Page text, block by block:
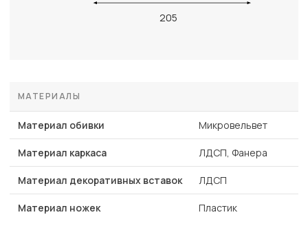
205
МАТЕРИАЛЫ
Материал обивки Микровельвет
Материал каркаса ЛДСП, Фанера
Материал декоративных вставок ЛДСП
Материал ножек Пластик